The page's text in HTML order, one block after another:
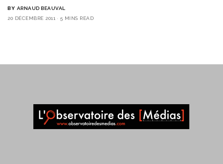
BY ARNAUD BEAUVAL
20 DÉCEMBRE 2011
5 MINS READ